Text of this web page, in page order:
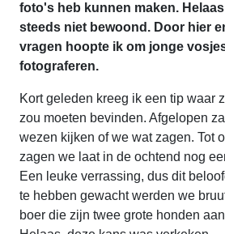
foto's heb kunnen maken.
steeds niet bewoond. Door hier
vragen hoopte ik om jonge
fotograferen.
Kort geleden kreeg ik een tip waar
zou moeten bevinden. Afgelopen
wezen kijken of we wat zagen. Tot
zagen we laat in de ochtend nog
Een leuke verrassing, dus dit
te hebben gewacht werden we
boer die zijn twee grote honden